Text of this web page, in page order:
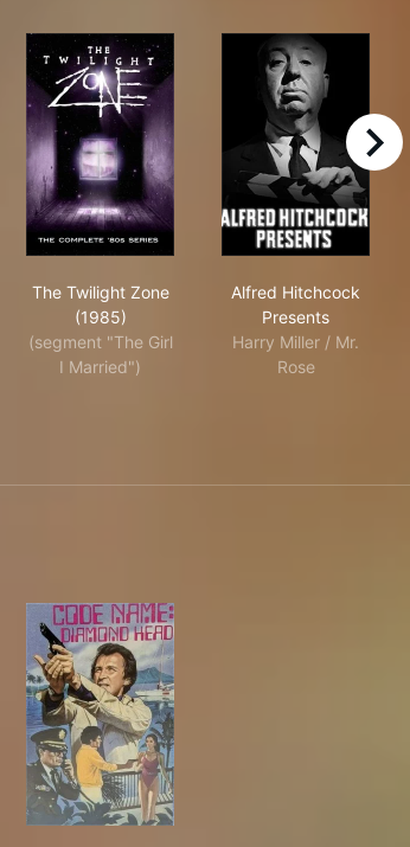
The Twilight Zone
(1985)
(segment "The Girl
I Married")
Alfred Hitchcock
Presents
Harry Miller / Mr.
Rose
right